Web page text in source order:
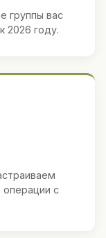
группы вас
2026 году.
с